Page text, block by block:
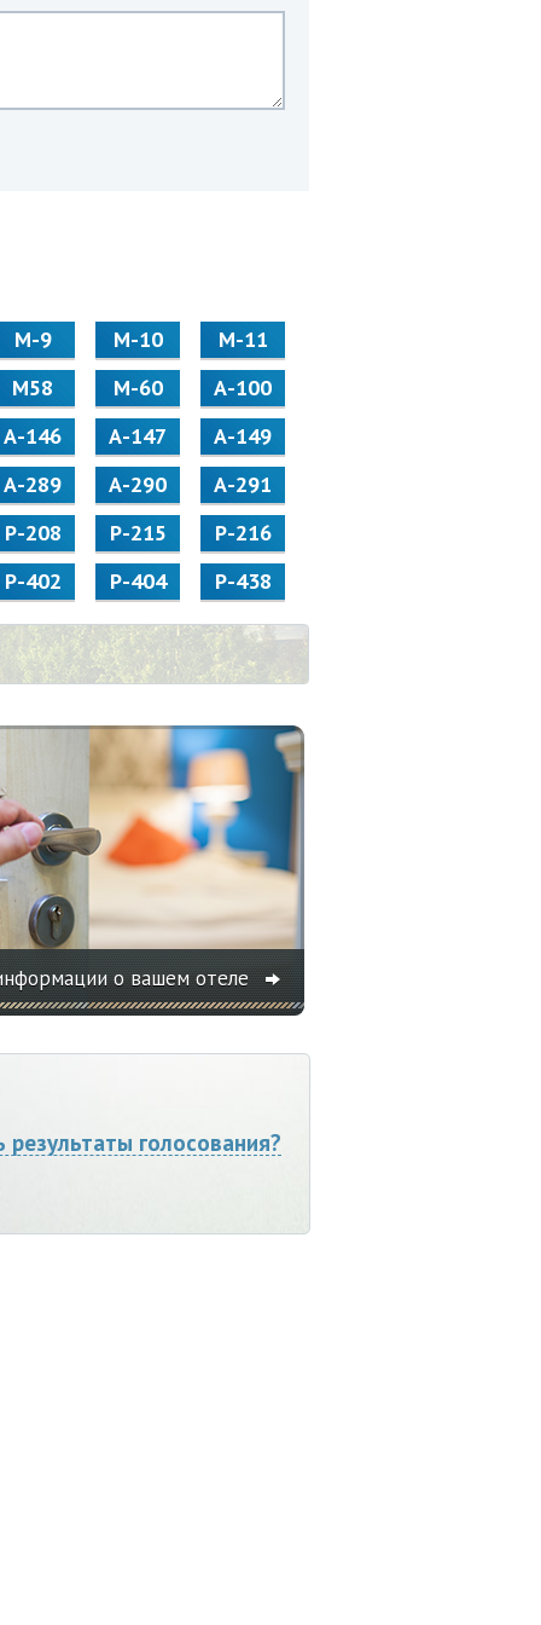
М-9 М-10
М-11
М58 M-60
А-100
А-146 А-147
А-149
А-289 А-290
А-291
Р-208 Р-215
Р-216
Р-402 Р-404 Р-438
о вашем отеле
результаты голосования?